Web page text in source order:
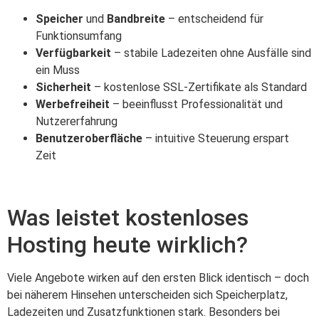
Speicher und Bandbreite – entscheidend für
Funktionsumfang
Verfügbarkeit – stabile Ladezeiten ohne Ausfälle sind
ein Muss
Sicherheit – kostenlose SSL-Zertifikate als Standard
Werbefreiheit – beeinflusst Professionalität und
Nutzererfahrung
Benutzeroberfläche – intuitive Steuerung erspart
Zeit
Was leistet kostenloses
Hosting heute wirklich?
Viele Angebote wirken auf den ersten Blick identisch – doch
bei näherem Hinsehen unterscheiden sich Speicherplatz,
Ladezeiten und Zusatzfunktionen stark. Besonders bei